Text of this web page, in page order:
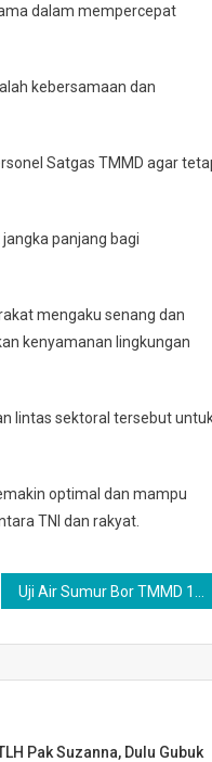
dalam mempercepat
kebersamaan dan
Satgas TMMD agar
panjang bagi
mengaku senang dan
kenyamanan lingkungan
lintas sektoral tersebut
optimal dan mampu
TNI dan rakyat.
Pak Suzanna, Dulu Gubuk